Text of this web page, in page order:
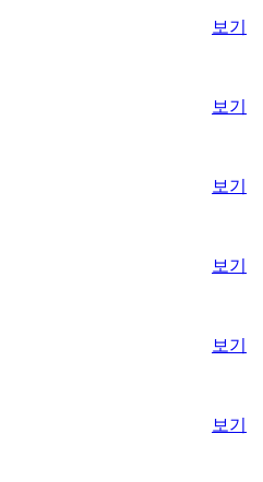
보기
보기
보기
보기
보기
보기